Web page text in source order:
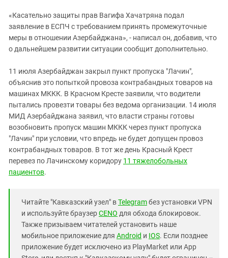
«Касательно защиты прав Вагифа Хачатряна подал
заявление в ЕСПЧ с требованием принять промежуточные
меры в отношении Азербайджана», - написал он, добавив, что
о дальнейшем развитии ситуации сообщит дополнительно.
11 июля Азербайджан закрыл пункт пропуска "Лачин",
объяснив это попыткой провоза контрабандных товаров на
машинах МККК. В Красном Кресте заявили, что водители
пытались провезти товары без ведома организации. 14 июля
МИД Азербайджана заявил, что власти страны готовы
возобновить пропуск машин МККК через пункт пропуска
"Лачин" при условии, что впредь не будет допущен провоз
контрабандных товаров. В тот же день Красный Крест
перевез по Лачинскому коридору 11 тяжелобольных
пациентов.
Читайте "Кавказский узел" вTelegramбез установки VPN
и используйте браузерCENO для обхода блокировок.
Также призываем читателей установить наше
мобильное приложение для Android и IOS. Если позднее
приложение будет исключено из PlayMarket или App